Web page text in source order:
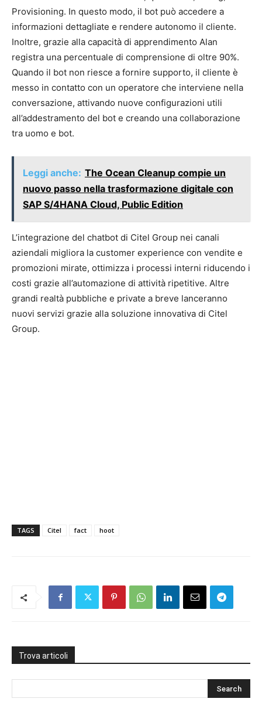
Provisioning. In questo modo, il bot può accedere a
informazioni dettagliate e rendere autonomo il cliente.
Inoltre, grazie alla capacità di apprendimento Alan
registra una percentuale di comprensione di oltre 90%.
Quando il bot non riesce a fornire supporto, il cliente è
messo in contatto con un operatore che interviene nella
conversazione, attivando nuove configurazioni utili
all’addestramento del bot e creando una collaborazione
tra uomo e bot.
Leggi anche: The Ocean Cleanup compie un
nuovo passo nella trasformazione digitale con
SAP S/4HANA Cloud, Public Edition
L’integrazione del chatbot di Citel Group nei canali
aziendali migliora la customer experience con vendite e
promozioni mirate, ottimizza i processi interni riducendo i
costi grazie all’automazione di attività ripetitive. Altre
grandi realtà pubbliche e private a breve lanceranno
nuovi servizi grazie alla soluzione innovativa di Citel
Group.
TAGS Citel fact hoot
Trova articoli